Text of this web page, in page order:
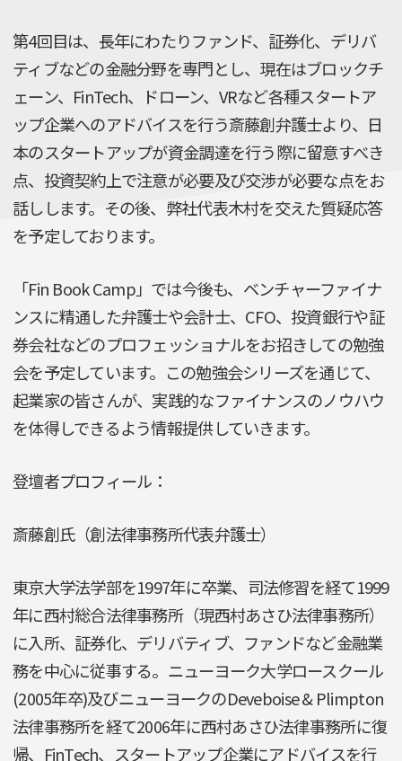
第4回目は、長年にわたりファンド、証券化、デリバ
ティブなどの金融分野を専門とし、現在はブロックチ
ェーン、FinTech、ドローン、VRなど各種スタートア
ップ企業へのアドバイスを行う斎藤創弁護士より、日
本のスタートアップが資金調達を行う際に留意すべき
点、投資契約上で注意が必要及び交渉が必要な点をお
話しします。その後、弊社代表木村を交えた質疑応答
を予定しております。
「Fin Book Camp」では今後も、ベンチャーファイナ
ンスに精通した弁護士や会計士、CFO、投資銀行や証
券会社などのプロフェッショナルをお招きしての勉強
会を予定しています。この勉強会シリーズを通じて、
起業家の皆さんが、実践的なファイナンスのノウハウ
を体得しできるよう情報提供していきます。
登壇者プロフィール：
斎藤創氏（創法律事務所代表弁護士）
東京大学法学部を1997年に卒業、司法修習を経て1999
年に西村総合法律事務所（現西村あさひ法律事務所）
に入所、証券化、デリバティブ、ファンドなど金融業
務を中心に従事する。ニューヨーク大学ロースクール
(2005年卒)及びニューヨークのDeveboise & Plimpton
法律事務所を経て2006年に西村あさひ法律事務所に復
帰、FinTech、スタートアップ企業にアドバイスを行